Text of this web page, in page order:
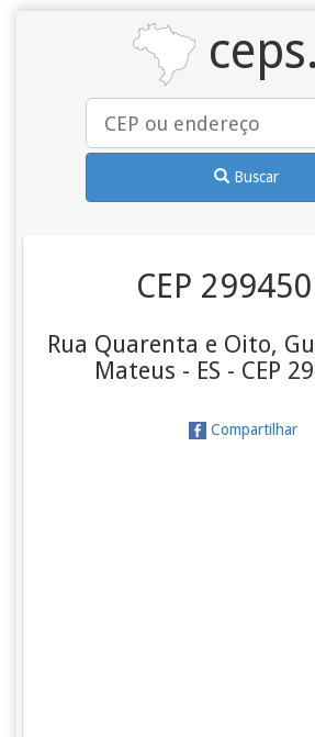
Buscar
CEP
Rua Quarenta e Oito,
Mateus - ES - CEP
Compartilhar